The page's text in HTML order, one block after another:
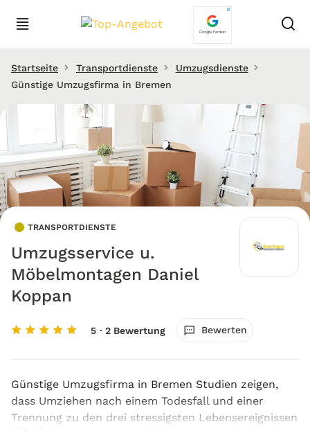
Startseite Transportdienste
Umzugsdienste
Günstige Umzugsfirma in Bremen
TRANSPORTDIENSTE
Umzugsservice u.
Möbelmontagen Daniel
Koppan
5 · 2 Bewertung Bewerten
Günstige Umzugsfirma in Bremen Studien zeigen,
dass Umziehen nach einem Todesfall und einer
Trennung zu den drei stressigsten Lebensereignissen